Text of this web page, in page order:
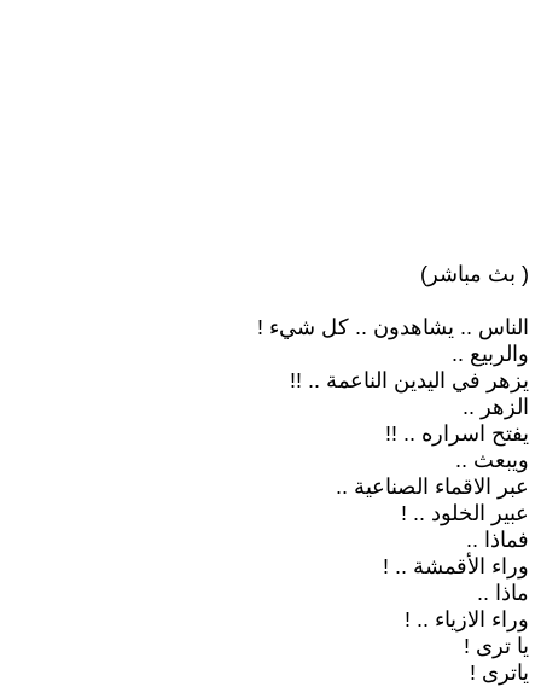
( بث مباشر)
الناس .. يشاهدون .. كل شيء !
والربيع ..
يزهر في اليدين الناعمة .. !!
الزهر ..
يفتح اسراره .. !!
ويبعث ..
عبر الاقماء الصناعية ..
عبير الخلود .. !
فماذا ..
وراء الأقمشة .. !
ماذا ..
وراء الازياء .. !
يا ترى !
ياترى !